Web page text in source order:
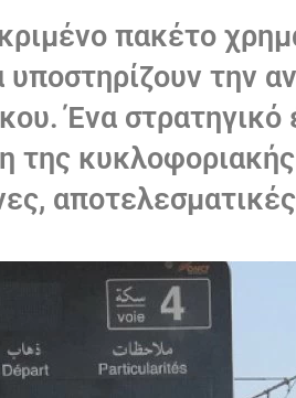
πακέτο
την
Ένα στρατηγικό
της